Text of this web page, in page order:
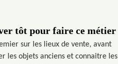
tôt pour faire ce métier
sur les lieux de vente, avant
les objets anciens et connaitre les